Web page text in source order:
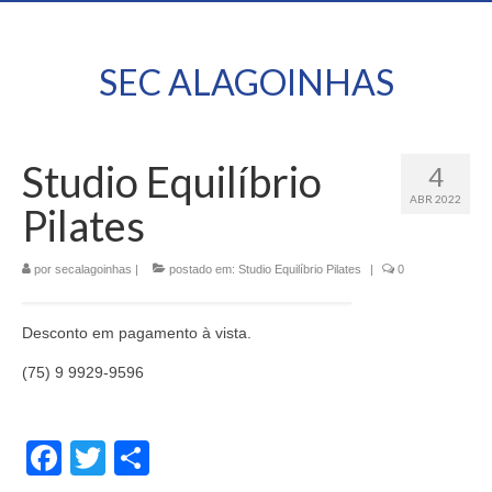
SEC ALAGOINHAS
4
ABR 2022
Studio Equilíbrio
Pilates
por secalagoinhas | postado em: Studio Equilíbrio Pilates | 0
Desconto em pagamento à vista.
(75) 9 9929-9596
Facebook
Twitter